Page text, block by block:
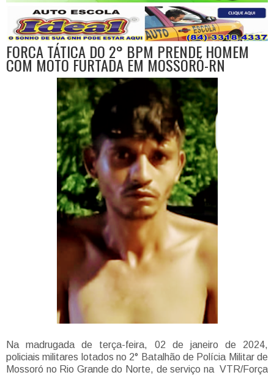
FORCA TÁTICA DO 2° BPM PRENDE HOMEM
COM MOTO FURTADA EM MOSSORÓ-RN
Na madrugada de terça-feira, 02 de janeiro de 2024,
policiais militares lotados no 2° Batalhão de Polícia Militar de
Mossoró no Rio Grande do Norte, de serviço na VTR/Força